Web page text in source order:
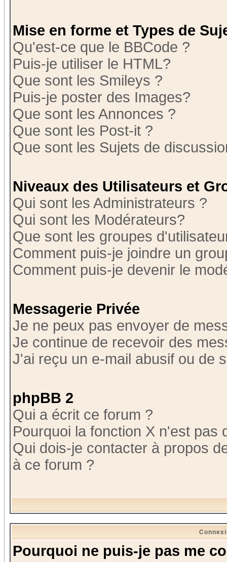
Mise en forme et Types de
Qu'est-ce que le BBCode ?
Puis-je utiliser le HTML?
Que sont les Smileys ?
Puis-je poster des Images?
Que sont les Annonces ?
Que sont les Post-it ?
Que sont les Sujets de
Niveaux des Utilisateurs et
Qui sont les Administrateurs ?
Qui sont les Modérateurs?
Que sont les groupes
Comment puis-je joindre un
Comment puis-je devenir le
Messagerie Privée
Je ne peux pas envoyer de
Je continue de recevoir des
J'ai reçu un e-mail abusif ou de
phpBB 2
Qui a écrit ce forum ?
Pourquoi la fonction X n'est pas
Qui dois-je contacter à propos
à ce forum ?
Pourquoi ne puis-je pas me